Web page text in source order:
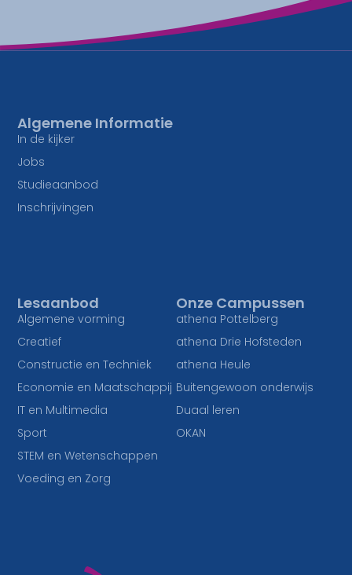
Onze Campussen
athena Pottelberg
athena Drie Hofsteden
athena Heule
Buitengewoon onderwijs
Duaal leren
OKAN
Lesaanbod
Algemene vorming
Creatief
Constructie en Techniek
Economie en Maatschappij
IT en Multimedia
Sport
STEM en Wetenschappen
Voeding en Zorg
Algemene Informatie
In de kijker
Jobs
Studieaanbod
Inschrijvingen